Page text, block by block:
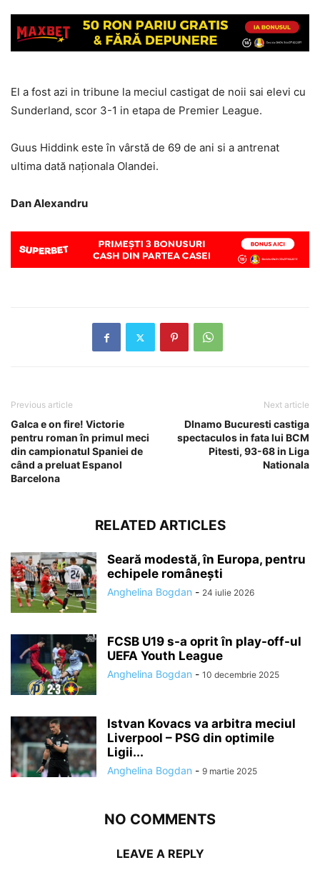
El a fost azi in tribune la meciul castigat de noii sai elevi cu
Sunderland, scor 3-1 in etapa de Premier League.
Guus Hiddink este în vârstă de 69 de ani si a antrenat
ultima dată naţionala Olandei.
Dan Alexandru
Previous article
Galca e on fire! Victorie
pentru roman în primul meci
din campionatul Spaniei de
când a preluat Espanol
Barcelona
Next article
DInamo Bucuresti castiga
spectaculos in fata lui BCM
Pitesti, 93-68 in Liga
Nationala
RELATED ARTICLES
Seară modestă, în Europa, pentru
echipele românești
Anghelina Bogdan - 24 iulie 2026
FCSB U19 s-a oprit în play-off-ul
UEFA Youth League
Anghelina Bogdan - 10 decembrie 2025
Istvan Kovacs va arbitra meciul
Liverpool – PSG din optimile
Ligii...
Anghelina Bogdan - 9 martie 2025
NO COMMENTS
LEAVE A REPLY